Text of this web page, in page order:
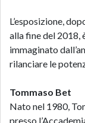
L’esposizione,
alla fine del 2018,
immaginato
rilanciare le
Tommaso Bet
Nato nel 1980,
presso